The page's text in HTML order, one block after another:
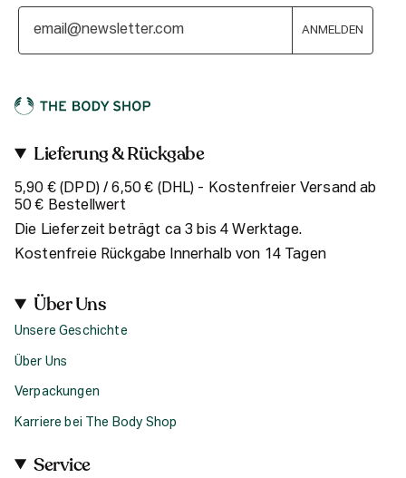
ANMELDEN
Lieferung & Rückgabe
5,90 € (DPD) / 6,50 € (DHL) - Kostenfreier Versand ab
50 € Bestellwert
Die Lieferzeit beträgt ca 3 bis 4 Werktage.
Kostenfreie Rückgabe Innerhalb von 14 Tagen
Über Uns
Unsere Geschichte
Über Uns
Verpackungen
Karriere bei The Body Shop
Service